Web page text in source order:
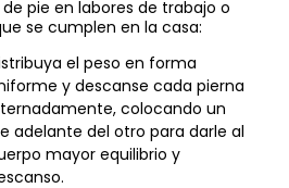
pie en labores de trabajo o
se cumplen en la casa:
el peso en forma
y descanse cada pierna
colocando un
adelante del otro para darle al
mayor equilibrio y